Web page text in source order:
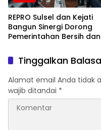
REPRO Sulsel dan Kejati
Bangun Sinergi Dorong
Pemerintahan Bersih dan
Tinggalkan
Alamat email Anda tidak
wajib ditandai *